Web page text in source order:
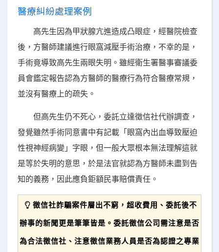
醫療糾紛處理案例
高先生因為甲狀腺亢進造成凸眼症，經醫院檢查
後，方醫師建議進行眼窩減壓手術治療，不幸的是，
手術竟導致高先生兩眼失明。雖經衛生署醫事審議委
員會鑑定報告認為方醫師的醫療行為符合醫療常規，
並沒有醫療上的疏失。
但高先生仍不死心，委託立達徵信社代辦調查，
發覺雖然手術同意書中有記載「眼窩內出血導致壓迫
性視神經病變」字眼，但一般大眾根本無法理解這就
是等於失明的意思，於是法官就認為方醫師未盡到告
知的義務，因此應負鉅額民事賠償責任。
徵信社詐騙案件層出不窮，超收費用、委託後不
辦事的新聞更是筆筆皆是。委託徵信公司需注意是否
為合法徵信社、注意徵信業務人員是否為認證之專業